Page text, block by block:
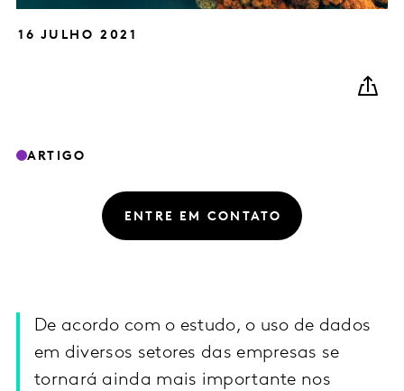
16 JULHO 2021
ARTIGO
ENTRE EM CONTATO
De acordo com o estudo, o uso de dados
em diversos setores das empresas se
tornará ainda mais importante nos